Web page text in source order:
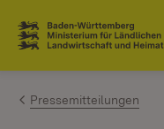
Zum Inhalt
Link zur Startseite
Pressemitteilungen